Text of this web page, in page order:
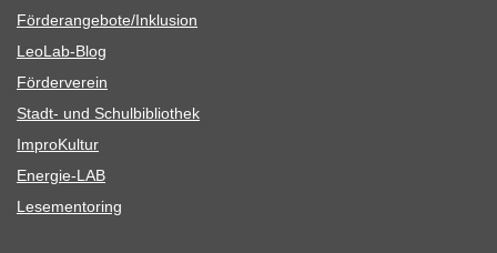
Förderangebote/​​Inklusion
Leo­Lab-Blog
För­der­ver­ein
Stadt- und Schulbibliothek
Impro­Kul­tur
Ener­­gie-LAB
Lese­men­to­ring